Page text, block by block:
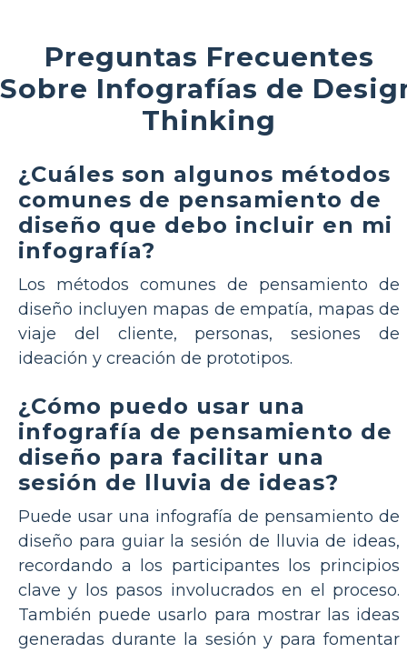
Preguntas Frecuentes
Sobre Infografías de
Thinking
¿Cuáles son algunos métodos
comunes de pensamiento de
diseño que debo incluir en mi
infografía?
Los métodos comunes de pensamiento de
diseño incluyen mapas de empatía, mapas de
viaje del cliente, personas, sesiones de
ideación y creación de prototipos.
¿Cómo puedo usar una
infografía de pensamiento de
diseño para facilitar una
sesión de lluvia de ideas?
Puede usar una infografía de pensamiento de
diseño para guiar la sesión de lluvia de ideas,
recordando a los participantes los principios
clave y los pasos involucrados en el proceso.
También puede usarlo para mostrar las ideas
generadas durante la sesión y para fomentar